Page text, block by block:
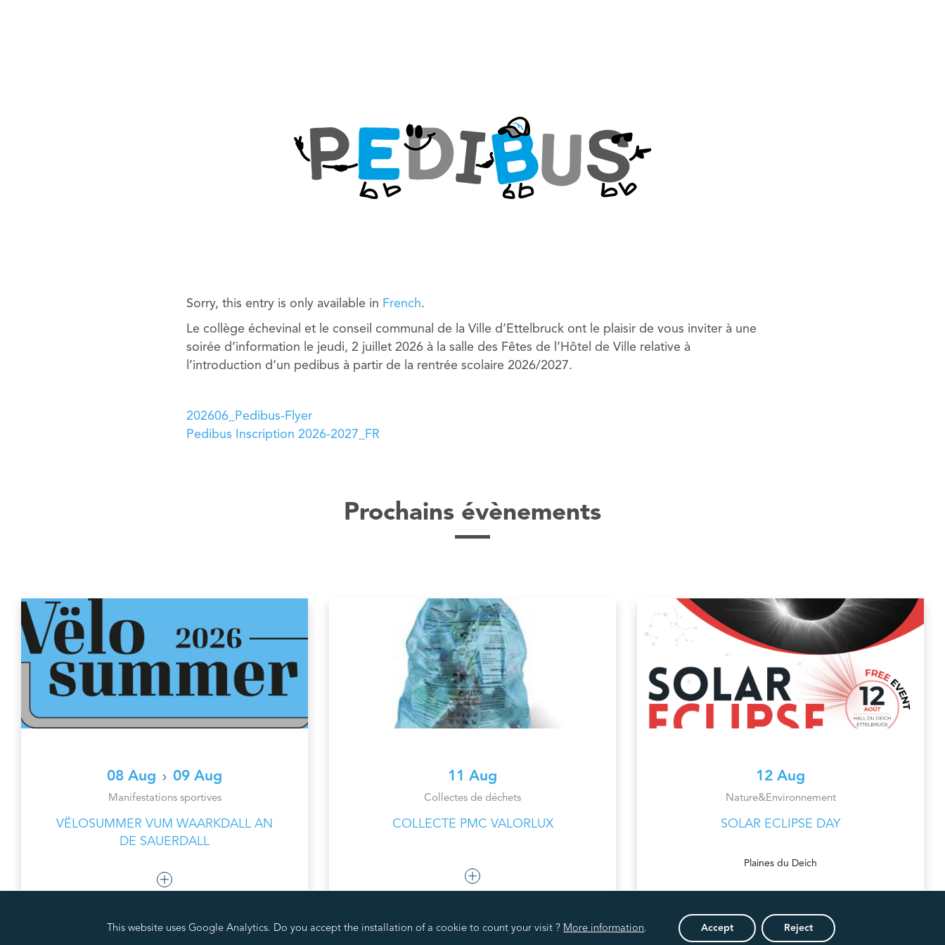
Sorry, this entry is only available in French.
Le collège échevinal et le conseil communal de la Ville d’Ettelbruck ont le plaisir de vous inviter à une
soirée d’information le jeudi, 2 juillet 2026 à la salle des Fêtes de l’Hôtel de Ville relative à
l’introduction d’un pedibus à partir de la rentrée scolaire 2026/2027.
202606_Pedibus-Flyer
Pedibus Inscription 2026-2027_FR
Prochains évènements
08 Aug 09 Aug
Manifestations sportives
VËLOSUMMER VUM WAARKDALL AN
DE SAUERDALL
11 Aug
Collectes de déchets
COLLECTE PMC VALORLUX
12 Aug
Nature&Environnement
SOLAR ECLIPSE DAY
Plaines du Deich
This website uses Google Analytics. Do you accept the installation of a cookie to count your visit ? More information. Accept Reject